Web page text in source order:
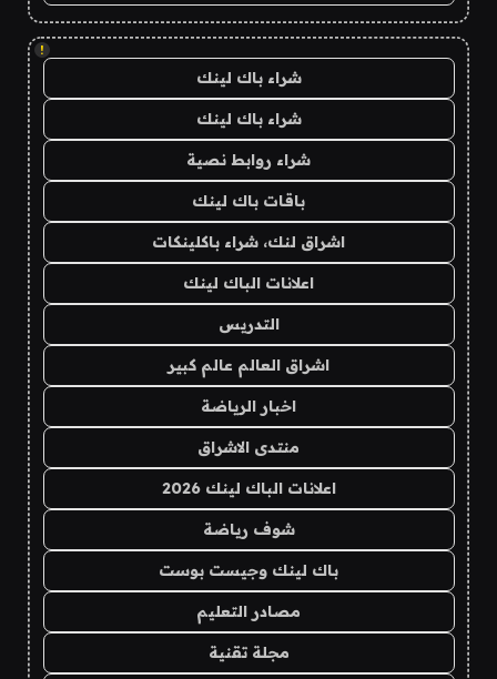
!
شراء باك لينك
شراء باك لينك
شراء روابط نصية
باقات باك لينك
اشراق لنك، شراء باكلينكات
اعلانات الباك لينك
التدريس
اشراق العالم عالم كبير
اخبار الرياضة
منتدى الاشراق
اعلانات الباك لينك 2026
شوف رياضة
باك لينك وجيست بوست
مصادر التعليم
مجلة تقنية